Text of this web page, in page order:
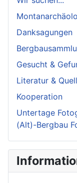
Danksagungen
Gesucht &
Literatur &
Kooperation
Untertage
(Alt)-Bergbau